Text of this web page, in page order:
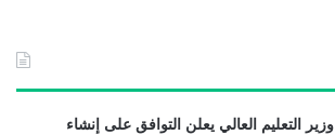
وزير التعليم العالي يعلن التوافق على إنشاء